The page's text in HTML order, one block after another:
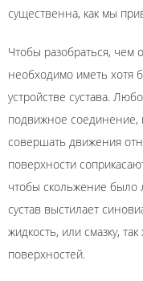
существенна, как мы
Чтобы разобраться, чем
необходимо иметь хотя
устройстве сустава.
подвижное
совершать движения
поверхности
чтобы скольжение было
сустав выстилает
жидкость, или смазку,
поверхностей.